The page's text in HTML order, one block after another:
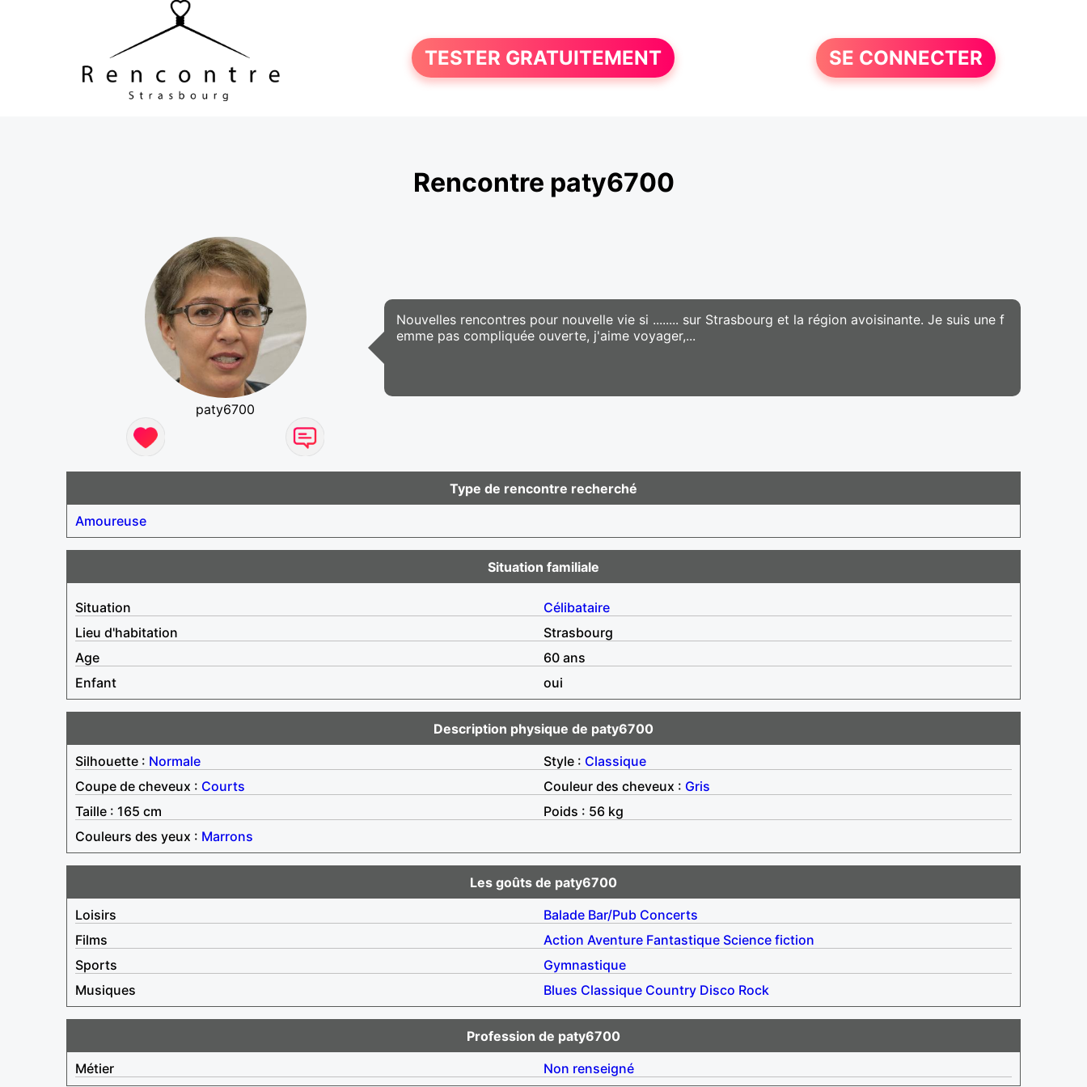
TESTER GRATUITEMENT SE CONNECTER
Rencontre paty6700
paty6700
Nouvelles rencontres pour nouvelle vie si ........ sur Strasbourg et la région avoisinante. Je suis une f
emme pas compliquée ouverte, j'aime voyager,...
Type de rencontre recherché
Amoureuse
Situation familiale
Situation
Célibataire
Lieu d'habitation
Strasbourg
Age
60 ans
Enfant
oui
Description physique de paty6700
Silhouette : Normale Style : Classique
Coupe de cheveux : Courts Couleur des cheveux : Gris
Taille : 165 cm
Poids : 56 kg
Couleurs des yeux : Marrons
Les goûts de paty6700
Loisirs
Balade Bar/Pub Concerts
Films
Action Aventure Fantastique Science fiction
Sports
Gymnastique
Musiques
Blues Classique Country Disco Rock
Profession de paty6700
Métier
Non renseigné